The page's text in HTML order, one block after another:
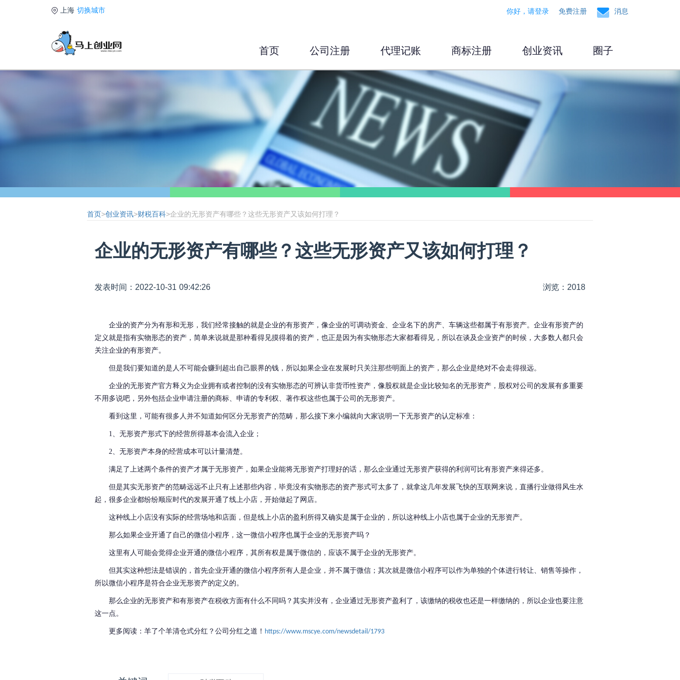
上海 切换城市 你好，请登录 免费注册 消息
首页 公司注册 代理记账 商标注册 创业资讯 圈子
首页>创业资讯>财税百科>企业的无形资产有哪些？这些无形资产又该如何打理？
企业的无形资产有哪些？这些无形资产又该如何打理？
发表时间：2022-10-31 09:42:26 浏览：2018
企业的资产分为有形和无形，我们经常接触的就是企业的有形资产，像企业的可调动资金、企业名下的房产、车辆这些都属于有形资产。企业有形资产的
定义就是指有实物形态的资产，简单来说就是那种看得见摸得着的资产，也正是因为有实物形态大家都看得见，所以在谈及企业资产的时候，大多数人都只会
关注企业的有形资产。
但是我们要知道的是人不可能会赚到超出自己眼界的钱，所以如果企业在发展时只关注那些明面上的资产，那么企业是绝对不会走得很远。
企业的无形资产官方释义为企业拥有或者控制的没有实物形态的可辨认非货币性资产，像股权就是企业比较知名的无形资产，股权对公司的发展有多重要
不用多说吧，另外包括企业申请注册的商标、申请的专利权、著作权这些也属于公司的无形资产。
看到这里，可能有很多人并不知道如何区分无形资产的范畴，那么接下来小编就向大家说明一下无形资产的认定标准：
1、无形资产形式下的经营所得基本会流入企业；
2、无形资产本身的经营成本可以计量清楚。
满足了上述两个条件的资产才属于无形资产，如果企业能将无形资产打理好的话，那么企业通过无形资产获得的利润可比有形资产来得还多。
但是其实无形资产的范畴远远不止只有上述那些内容，毕竟没有实物形态的资产形式可太多了，就拿这几年发展飞快的互联网来说，直播行业做得风生水
起，很多企业都纷纷顺应时代的发展开通了线上小店，开始做起了网店。
这种线上小店没有实际的经营场地和店面，但是线上小店的盈利所得又确实是属于企业的，所以这种线上小店也属于企业的无形资产。
那么如果企业开通了自己的微信小程序，这一微信小程序也属于企业的无形资产吗？
这里有人可能会觉得企业开通的微信小程序，其所有权是属于微信的，应该不属于企业的无形资产。
但其实这种想法是错误的，首先企业开通的微信小程序所有人是企业，并不属于微信；其次就是微信小程序可以作为单独的个体进行转让、销售等操作，
所以微信小程序是符合企业无形资产的定义的。
那么企业的无形资产和有形资产在税收方面有什么不同吗？其实并没有，企业通过无形资产盈利了，该缴纳的税收也还是一样缴纳的，所以企业也要注意
这一点。
更多阅读：羊了个羊清仓式分红？公司分红之道！ https://www.mscye.com/newsdetail/1793